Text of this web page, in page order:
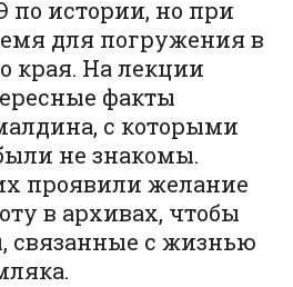
по истории, но при
для погружения в
края. На лекции
факты
с которыми
не знакомы.
проявили желание
в архивах, чтобы
связанные с жизнью